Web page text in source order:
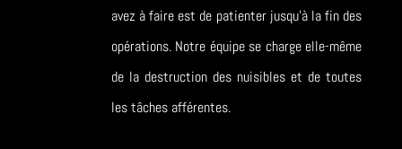
avez à faire est de patienter jusqu’à la fin des
opérations. Notre équipe se charge elle-même
de la destruction des nuisibles et de toutes
les tâches afférentes.